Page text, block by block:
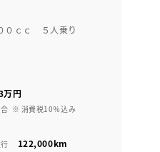
ｃｃ ５人乗り
万円
※ 消費税10％込み
122,000km